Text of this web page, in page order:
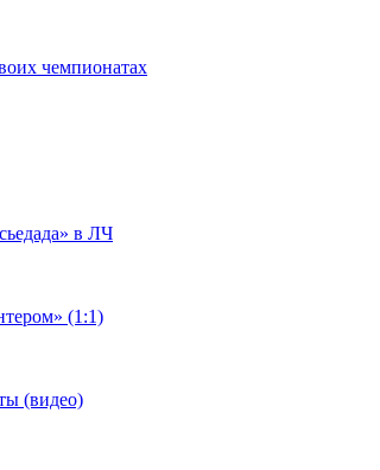
чемпионатах
в ЛЧ
(1:1)
(видео)